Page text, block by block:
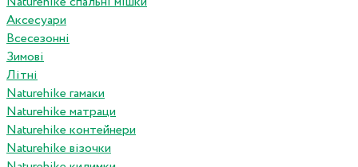
Аксесуари
Всесезонні
Зимові
Літні
Naturehike гамаки
Naturehike матраци
Naturehike контейнери
Naturehike візочки